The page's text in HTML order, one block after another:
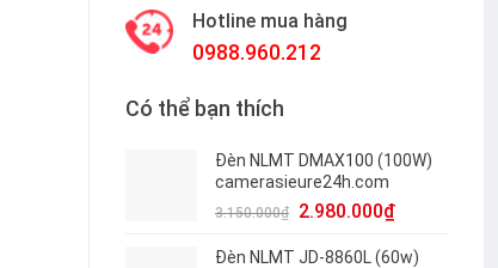
Hotline mua hàng
0988.960.212
Có thể bạn thích
Đèn NLMT DMAX100 (100W)
camerasieure24h.com
3.150.000₫ 2.980.000₫
Đèn NLMT JD-8860L (60w)